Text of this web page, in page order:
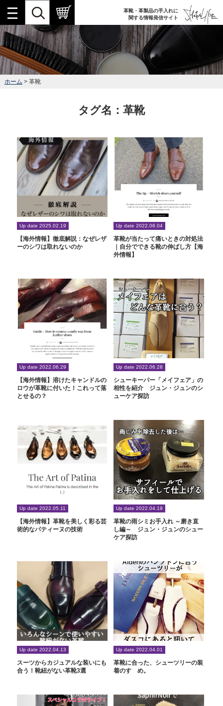
革靴・革製品の手入れに
関する情報発信サイト
ホーム > 革靴
タグ名：革靴
Up date 2025.02.19
【海外情報】徹底解説：なぜレザ
ーのシワは取れないのか
Up date 2022.08.04
革靴が当たって痛いときの対処法
｜自分でできる靴の伸ばし方【海
外情報】
Up date 2022.06.29
【海外情報】溶けたキャンドルの
ロウが革靴に付いた！これって落
とせるの？
Up date 2022.06.28
シューキーパー「メイフェア」の
相性を紹介 ジュン・ジュンのシ
ューケア探訪
Up date 2022.05.11
【海外情報】革靴を美しく彩る芸
術的なパティーヌの技術
Up date 2022.04.19
革靴の雨シミお手入れ ～磨き直
し編～ ジュン・ジュンのシュー
ケア探訪
Up date 2022.04.13
スーツからカジュアルな装いにも
合う！靴紐がない革靴3選
Up date 2022.04.01
革靴に合った、シューツリーの装
着のすゝめ。